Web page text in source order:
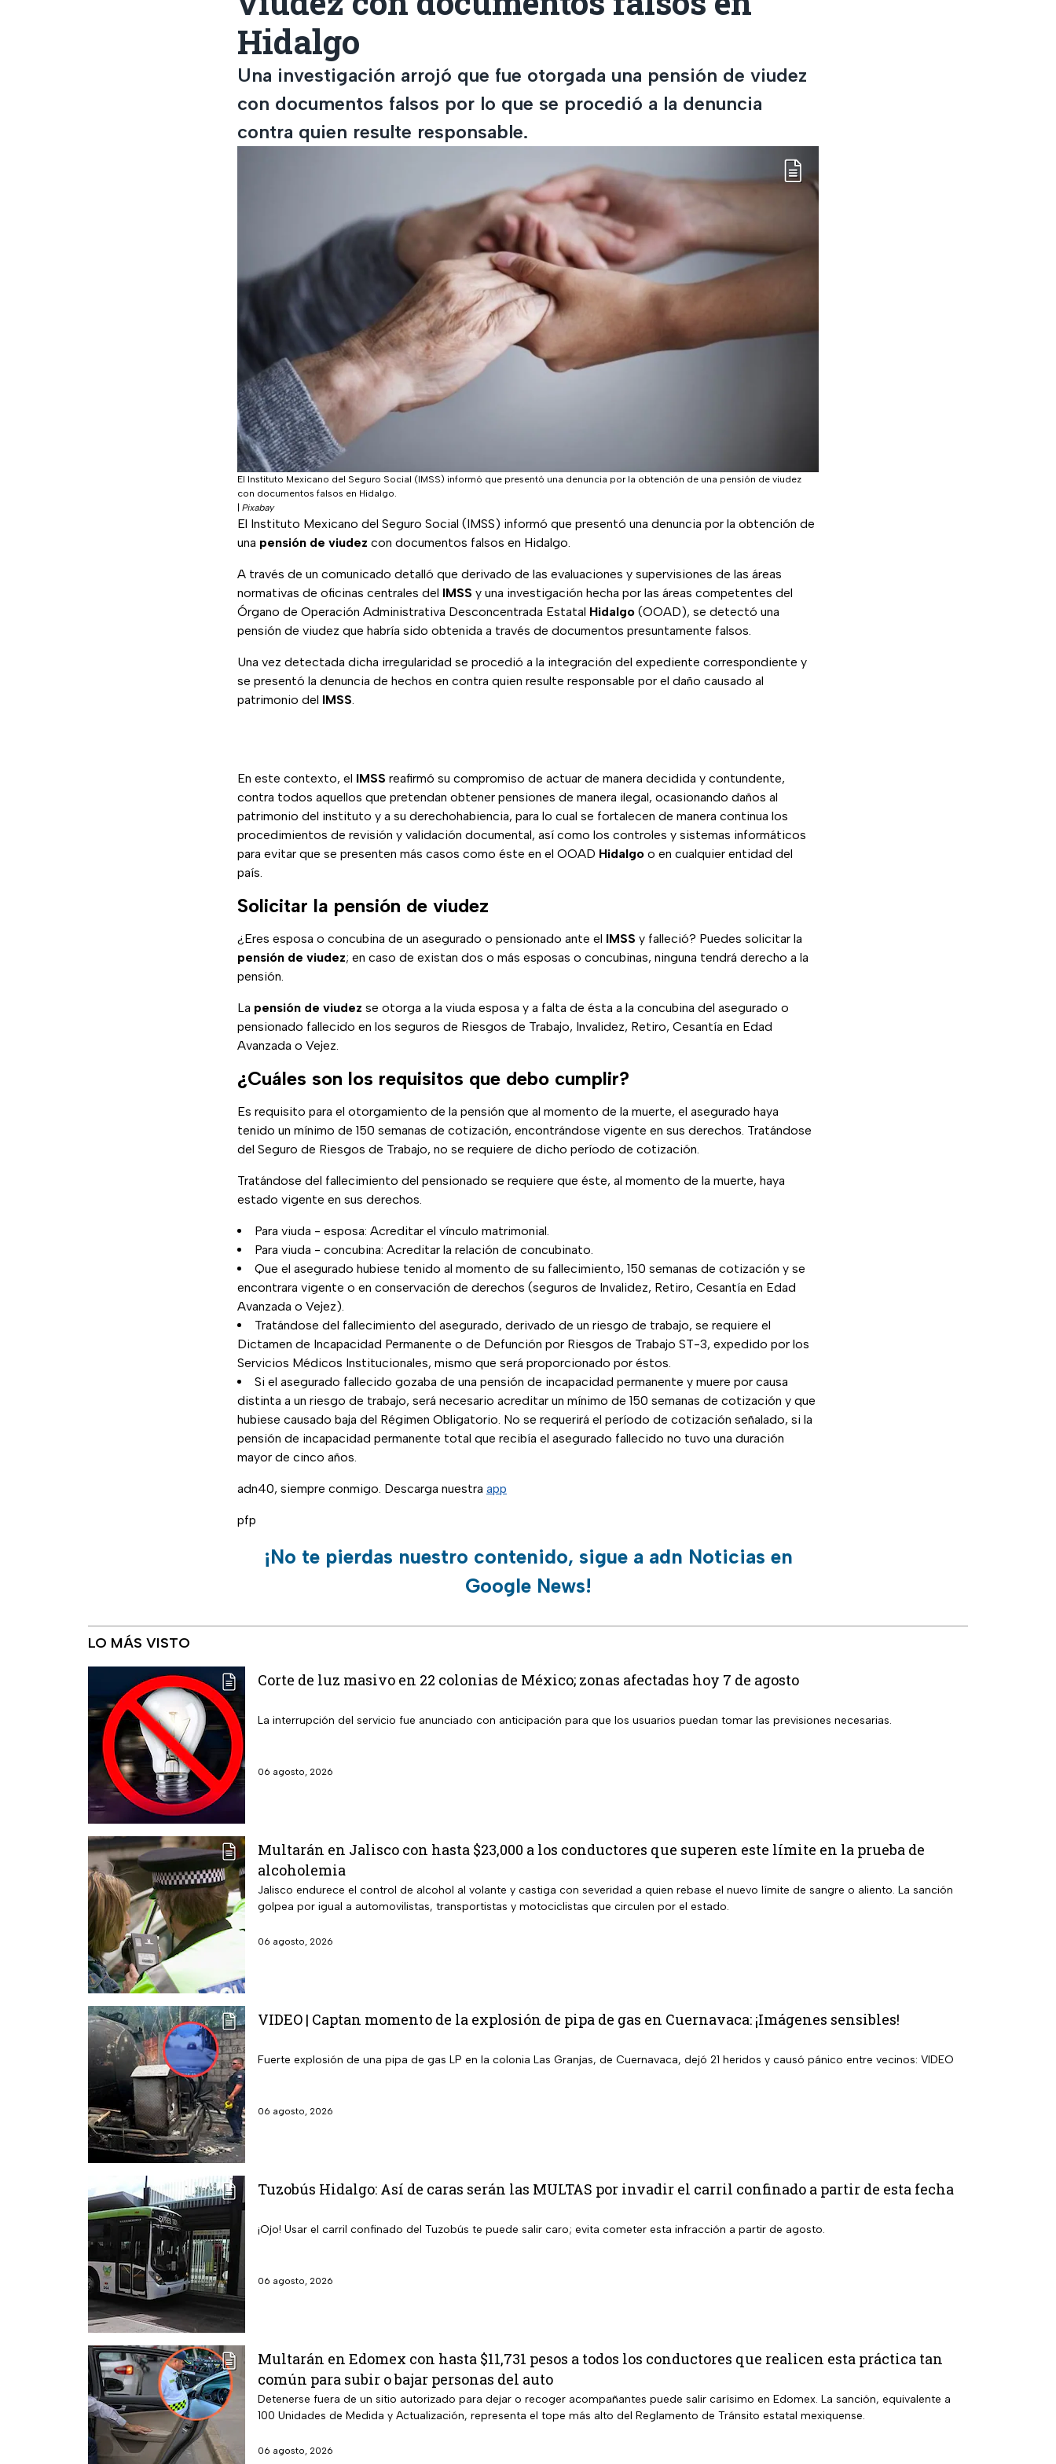
Hidalgo
Una investigación arrojó que fue otorgada una pensión de viudez
con documentos falsos por lo que se procedió a la denuncia
contra quien resulte responsable.
El Instituto Mexicano del Seguro Social (IMSS) informó que presentó una denuncia por la obtención de una pensión de viudez
con documentos falsos en Hidalgo.
| Pixabay
El Instituto Mexicano del Seguro Social (IMSS) informó que presentó una denuncia por la obtención de
una pensión de viudez con documentos falsos en Hidalgo.
A través de un comunicado detalló que derivado de las evaluaciones y supervisiones de las áreas
normativas de oficinas centrales del IMSS y una investigación hecha por las áreas competentes del
Órgano de Operación Administrativa Desconcentrada Estatal Hidalgo (OOAD), se detectó una
pensión de viudez que habría sido obtenida a través de documentos presuntamente falsos.
Una vez detectada dicha irregularidad se procedió a la integración del expediente correspondiente y
se presentó la denuncia de hechos en contra quien resulte responsable por el daño causado al
patrimonio del IMSS.
En este contexto, el IMSS reafirmó su compromiso de actuar de manera decidida y contundente,
contra todos aquellos que pretendan obtener pensiones de manera ilegal, ocasionando daños al
patrimonio del instituto y a su derechohabiencia, para lo cual se fortalecen de manera continua los
procedimientos de revisión y validación documental, así como los controles y sistemas informáticos
para evitar que se presenten más casos como éste en el OOAD Hidalgo o en cualquier entidad del
país.
Solicitar la pensión de viudez
¿Eres esposa o concubina de un asegurado o pensionado ante el IMSS y falleció? Puedes solicitar la
pensión de viudez; en caso de existan dos o más esposas o concubinas, ninguna tendrá derecho a la
pensión.
La pensión de viudez se otorga a la viuda esposa y a falta de ésta a la concubina del asegurado o
pensionado fallecido en los seguros de Riesgos de Trabajo, Invalidez, Retiro, Cesantía en Edad
Avanzada o Vejez.
¿Cuáles son los requisitos que debo cumplir?
Es requisito para el otorgamiento de la pensión que al momento de la muerte, el asegurado haya
tenido un mínimo de 150 semanas de cotización, encontrándose vigente en sus derechos. Tratándose
del Seguro de Riesgos de Trabajo, no se requiere de dicho período de cotización.
Tratándose del fallecimiento del pensionado se requiere que éste, al momento de la muerte, haya
estado vigente en sus derechos.
Para viuda - esposa: Acreditar el vínculo matrimonial.
Para viuda - concubina: Acreditar la relación de concubinato.
Que el asegurado hubiese tenido al momento de su fallecimiento, 150 semanas de cotización y se
encontrara vigente o en conservación de derechos (seguros de Invalidez, Retiro, Cesantía en Edad
Avanzada o Vejez).
Tratándose del fallecimiento del asegurado, derivado de un riesgo de trabajo, se requiere el
Dictamen de Incapacidad Permanente o de Defunción por Riesgos de Trabajo ST-3, expedido por los
Servicios Médicos Institucionales, mismo que será proporcionado por éstos.
Si el asegurado fallecido gozaba de una pensión de incapacidad permanente y muere por causa
distinta a un riesgo de trabajo, será necesario acreditar un mínimo de 150 semanas de cotización y que
hubiese causado baja del Régimen Obligatorio. No se requerirá el período de cotización señalado, si la
pensión de incapacidad permanente total que recibía el asegurado fallecido no tuvo una duración
mayor de cinco años.
adn40, siempre conmigo. Descarga nuestra app
pfp
¡No te pierdas nuestro contenido, sigue a adn Noticias en
Google News!
LO MÁS VISTO
Corte de luz masivo en 22 colonias de México; zonas afectadas hoy 7 de agosto
La interrupción del servicio fue anunciado con anticipación para que los usuarios puedan tomar las previsiones necesarias.
06 agosto, 2026
Multarán en Jalisco con hasta $23,000 a los conductores que superen este límite en la prueba de
alcoholemia
Jalisco endurece el control de alcohol al volante y castiga con severidad a quien rebase el nuevo límite de sangre o aliento. La sanción
golpea por igual a automovilistas, transportistas y motociclistas que circulen por el estado.
06 agosto, 2026
VIDEO | Captan momento de la explosión de pipa de gas en Cuernavaca: ¡Imágenes sensibles!
Fuerte explosión de una pipa de gas LP en la colonia Las Granjas, de Cuernavaca, dejó 21 heridos y causó pánico entre vecinos: VIDEO
06 agosto, 2026
Tuzobús Hidalgo: Así de caras serán las MULTAS por invadir el carril confinado a partir de esta fecha
¡Ojo! Usar el carril confinado del Tuzobús te puede salir caro; evita cometer esta infracción a partir de agosto.
06 agosto, 2026
Multarán en Edomex con hasta $11,731 pesos a todos los conductores que realicen esta práctica tan
común para subir o bajar personas del auto
Detenerse fuera de un sitio autorizado para dejar o recoger acompañantes puede salir carísimo en Edomex. La sanción, equivalente a
100 Unidades de Medida y Actualización, representa el tope más alto del Reglamento de Tránsito estatal mexiquense.
06 agosto, 2026